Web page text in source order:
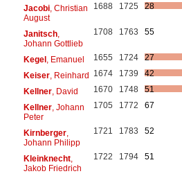
Jacobi, Christian
August
1688 1725 28
Janitsch,
Johann Gottlieb
1708 1763 55
Kegel, Emanuel 1655 1724
27
Keiser, Reinhard 1674 1739
42
Kellner, David 1670 1748
51
Kellner, Johann
Peter
1705 1772 67
Kirnberger,
Johann Philipp
1721 1783 52
Kleinknecht,
Jakob Friedrich
1722 1794 51